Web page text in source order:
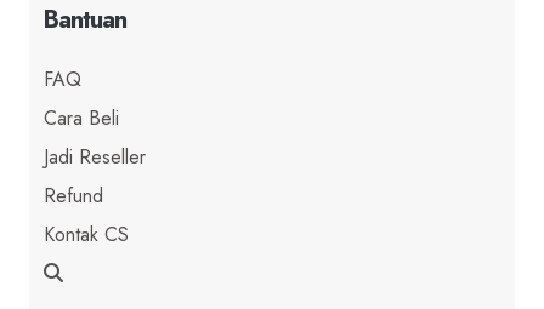
Bantuan
FAQ
Cara Beli
Jadi Reseller
Refund
Kontak CS